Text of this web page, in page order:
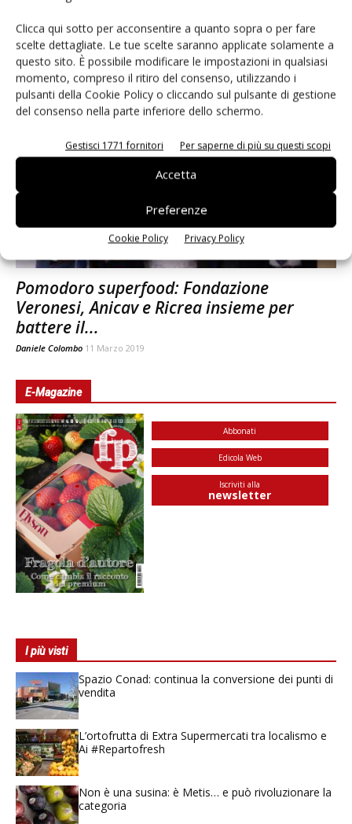
Clicca qui sotto per acconsentire a quanto sopra o per fare
scelte dettagliate. Le tue scelte saranno applicate solamente a
questo sito. È possibile modificare le impostazioni in qualsiasi
momento, compreso il ritiro del consenso, utilizzando i
pulsanti della Cookie Policy o cliccando sul pulsante di gestione
del consenso nella parte inferiore dello schermo.
Gestisci 1771 fornitori Per saperne di più su questi scopi
Accetta
Preferenze
Cookie Policy Privacy Policy
Bösch Boden Spies lancia due nuovi
prodotti salutistici
Daniele Colombo 4 Aprile 2019
Pomodoro superfood: Fondazione
Veronesi, Anicav e Ricrea insieme per
battere il...
Daniele Colombo 11 Marzo 2019
E-Magazine
Abbonati
Edicola Web
Iscriviti alla
newsletter
I più visti
Spazio Conad: continua la conversione dei punti di
vendita
L’ortofrutta di Extra Supermercati tra localismo e
Ai #Repartofresh
Non è una susina: è Metis… e può rivoluzionare la
categoria